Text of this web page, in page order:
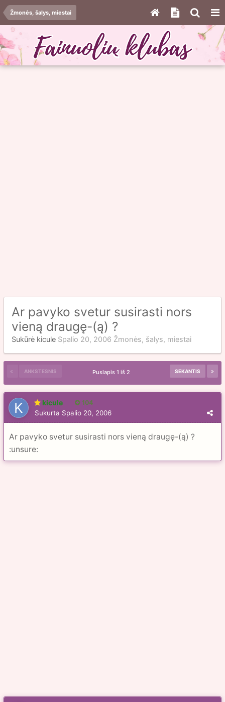
Žmonės, šalys, miestai
Ar pavyko svetur susirasti nors
vieną draugę-(ą) ?
Sukūrė kicule Spalio 20, 2006 Žmonės, šalys, miestai
ANKSTESNIS SEKANTIS
Puslapis 1 iš 2
kicule 104
Sukurta Spalio 20, 2006
Ar pavyko svetur susirasti nors vieną draugę-(ą) ?
:unsure: